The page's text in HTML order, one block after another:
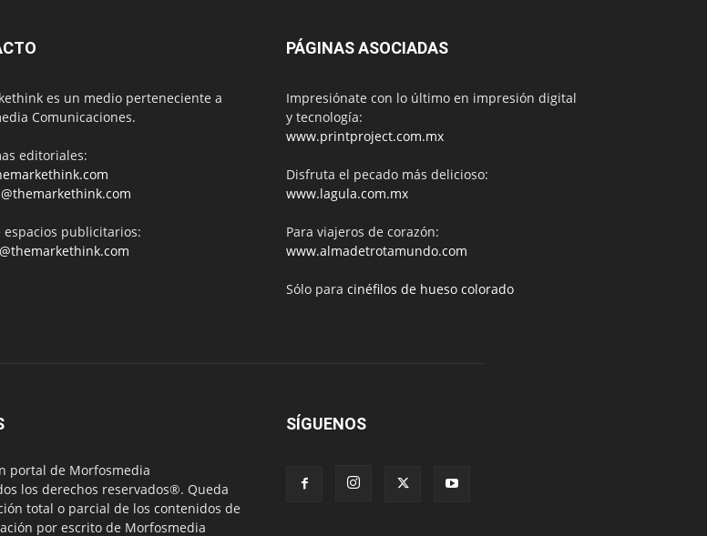
es un medio perteneciente a
Comunicaciones.
editoriales:
espacios publicitarios:
PÁGINAS ASOCIADAS
Impresiónate con lo último en impresión digital
y tecnología:
www.printproject.com.mx
Disfruta el pecado más delicioso:
www.lagula.com.mx
Para viajeros de corazón:
www.almadetrotamundo.com
Sólo para cinéfilos de hueso colorado
portal de Morfosmedia
los derechos reservados®. Queda
total o parcial de los contenidos de
por escrito de Morfosmedia
SÍGUENOS